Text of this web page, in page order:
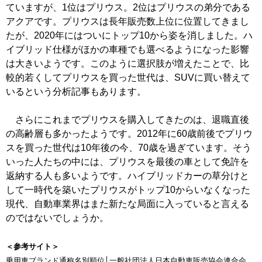
ていますが、1位はプリウス。2位はプリウスの弟分である
アクアです。プリウスは長年販売数上位に位置してきまし
たが、2020年にはついにトップ10から姿を消しました。ハ
イブリッド仕様がほかの車種でも選べるようになった影響
は大きいようです。このように選択肢が増えたことで、比
較的若くしてプリウスを買った世代は、SUVに買い替えて
いるという分析記事もあります。
さらにこれまでプリウスを購入してきたのは、退職直後
の高齢層も多かったようです。2012年に60歳前後でプリウ
スを買った世代は10年後の今、70歳を過ぎています。そう
いった人たちの中には、プリウスを最後の車として免許を
返納する人も多いようです。ハイブリッドカーの草分けと
して一時代を築いたプリウスがトップ10からいなくなった
現代、自動車業界はまた新たな局面に入っていると言える
のではないでしょうか。
＜参考サイト＞